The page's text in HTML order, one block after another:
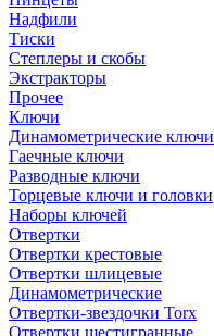
Надфили
Тиски
Степлеры и скобы
Экстракторы
Прочее
Ключи
Динамометрические ключи
Гаечные ключи
Разводные ключи
Торцевые ключи и головки
Наборы ключей
Отвертки
Отвертки крестовые
Отвертки шлицевые
Динамометрические
Отвертки-звездочки Torx
Отвертки шестигранные